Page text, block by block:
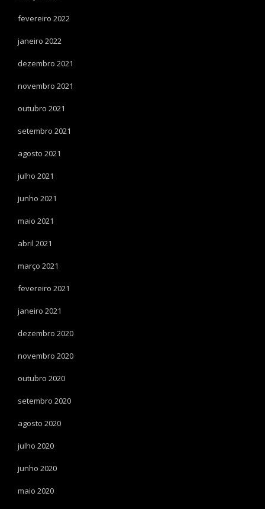
fevereiro 2022
janeiro 2022
dezembro 2021
novembro 2021
outubro 2021
setembro 2021
agosto 2021
julho 2021
junho 2021
maio 2021
abril 2021
março 2021
fevereiro 2021
janeiro 2021
dezembro 2020
novembro 2020
outubro 2020
setembro 2020
agosto 2020
julho 2020
junho 2020
maio 2020